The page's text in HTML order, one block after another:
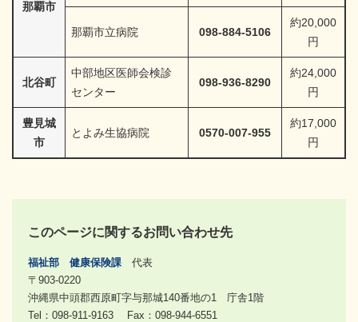
那覇市
那覇市立病院 098-884-5106
約20,000
円
北谷町
中部地区医師会検診
センター
098-936-8290
約24,000
円
豊見城
市
とよみ生協病院 0570-007-955
約17,000
円
このページに関するお問い合わせ先
福祉部 健康保険課
代表
〒903-0220
沖縄県中頭郡西原町字与那城140番地の1 庁舎1階
Tel：098-911-9163
Fax：098-944-6551